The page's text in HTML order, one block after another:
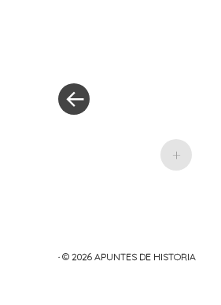
entradas
+
· © 2026 APUNTES DE HISTORIA